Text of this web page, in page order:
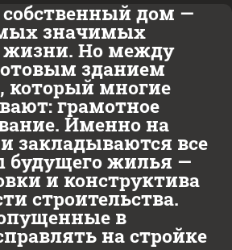
дом —
значимых
Но между
зданием
который многие
грамотное
Именно на
закладываются все
будущего жилья —
и конструктива
строительства.
в
на стройке